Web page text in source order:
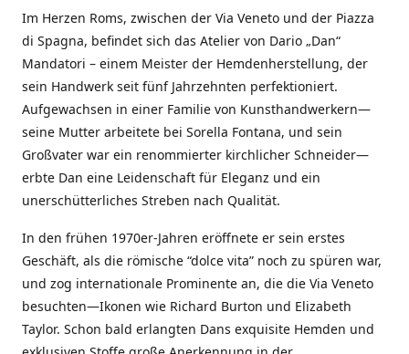
Im Herzen Roms, zwischen der Via Veneto und der Piazza
di Spagna, befindet sich das Atelier von Dario „Dan“
Mandatori – einem Meister der Hemdenherstellung, der
sein Handwerk seit fünf Jahrzehnten perfektioniert.
Aufgewachsen in einer Familie von Kunsthandwerkern—
seine Mutter arbeitete bei Sorella Fontana, und sein
Großvater war ein renommierter kirchlicher Schneider—
erbte Dan eine Leidenschaft für Eleganz und ein
unerschütterliches Streben nach Qualität.
In den frühen 1970er-Jahren eröffnete er sein erstes
Geschäft, als die römische “dolce vita” noch zu spüren war,
und zog internationale Prominente an, die die Via Veneto
besuchten—Ikonen wie Richard Burton und Elizabeth
Taylor. Schon bald erlangten Dans exquisite Hemden und